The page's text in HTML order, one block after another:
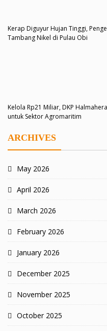
Kerap Diguyur Hujan Tinggi,
Tambang Nikel di Pulau Obi
Kelola Rp21 Miliar, DKP
untuk Sektor Agromaritim
ARCHIVES
May 2026
April 2026
March 2026
February 2026
January 2026
December 2025
November 2025
October 2025